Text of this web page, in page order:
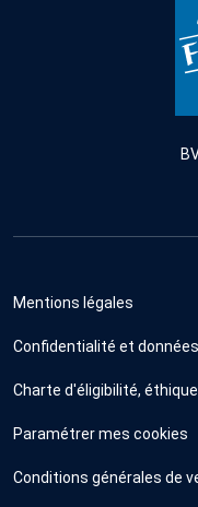
Mentions légales
Confidentialité et
Charte d'éligibilité,
Paramétrer mes cookies
Conditions générales de